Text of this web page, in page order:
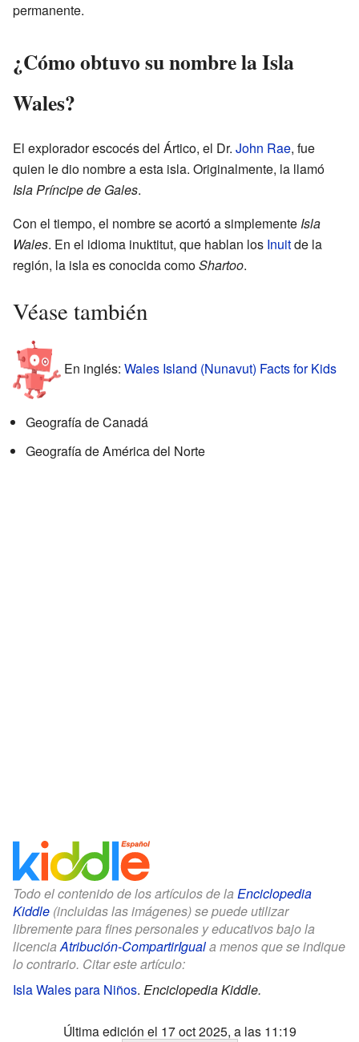
permanente.
¿Cómo obtuvo su nombre la Isla
Wales?
El explorador escocés del Ártico, el Dr. John Rae, fue
quien le dio nombre a esta isla. Originalmente, la llamó
Isla Príncipe de Gales.
Con el tiempo, el nombre se acortó a simplemente Isla
Wales. En el idioma inuktitut, que hablan los Inuitde la
región, la isla es conocida comoShartoo.
Véase también
En inglés: Wales Island (Nunavut) Facts for Kids
Geografía de Canadá
Geografía de América del Norte
Todo el contenido de los artículos de la Enciclopedia
Kiddle (incluidas las imágenes) se puede utilizar
libremente para fines personales y educativos bajo la
licenciaAtribución-CompartirIguala menos que se indique
lo contrario. Citar este artículo:
Isla Wales para Niños. Enciclopedia Kiddle.
Última edición el 17 oct 2025, a las 11:19